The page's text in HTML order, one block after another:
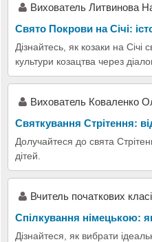
Вихователь Литвинова
Свято Покрови на Січі:
Дізнайтесь, як козаки на Січі
культури козацтва через
Вихователь Коваленко
Святкування Стрітення:
Долучайтеся до свята
дітей.
Вчитель початкових
Спілкування німецькою:
Дізнайтеся, як вибрати